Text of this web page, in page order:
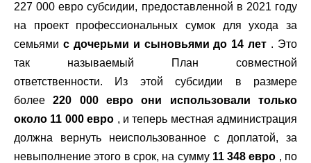
227 000 евро субсидии, предоставленной в 2021 году
на проект профессиональных сумок для ухода за
семьями с дочерьми и сыновьями до 14 лет . Это
так называемый План совместной
ответственности. Из этой субсидии в размере
более220 000 евро они использовали только
около 11 000 евро , и теперь местная администрация
должна вернуть неиспользованное с доплатой, за
невыполнение этого в срок, на сумму 11 348 евро , по